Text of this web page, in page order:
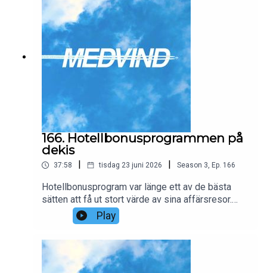
166. Hotellbonusprogrammen på
dekis
37:58 | tisdag 23 juni 2026 | Season 3, Ep. 166
Hotellbonusprogram var länge ett av de bästa
sätten att få ut stort värde av sina affärsresor.
Genom att samla poäng hos Hilton, Marriott eller
Hyatt kunde resenärer bo på lyxhotell för en
bråkdel av det ordinarie priset. Men de senaste
åren har nästan allt förändrats.I detta avsnitt går vi
igenom hur hotellpoäng fungerar, varför fasta
Play